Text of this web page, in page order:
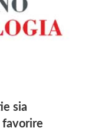
sia
favorire